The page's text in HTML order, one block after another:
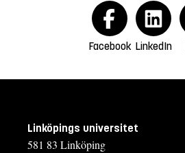
Facebook LinkedIn
Linköpings universitet
581 83 Linköping